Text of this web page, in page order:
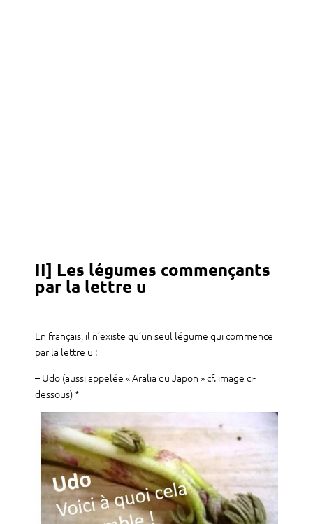
II] Les légumes commençants
par la lettre u
En français, il n’existe qu’un seul légume qui commence
par la lettre u :
– Udo (aussi appelée « Aralia du Japon » cf. image ci-
dessous) *